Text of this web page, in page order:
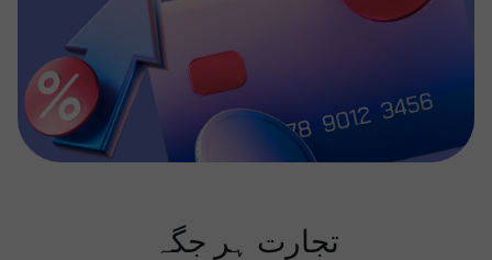
تجارت ہر جگہ